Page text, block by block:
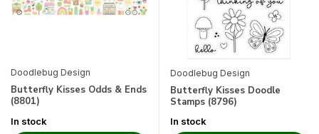
Doodlebug Design
Butterfly Kisses Odds & Ends
(8801)
In stock
Doodlebug Design
Butterfly Kisses Doodle
Stamps (8796)
In stock